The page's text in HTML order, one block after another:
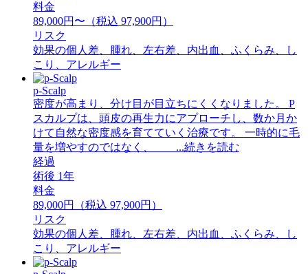
料金
89,000円〜（税込 97,900円）
リスク
効果の個人差、腫れ、左右差、内出血、ふくらみ、し
こり、アレルギー
p-Scalp
密度が高まり、分け目が目立ちにくくなりました。 P
スカルプは、頭皮の再生力にアプローチし、数か月か
けて自然な密度感を育てていく治療です。 一時的に毛
量を増やすのではなく、 ...続きを読む
経過
術後 1年
料金
89,000円（税込 97,900円）
リスク
効果の個人差、腫れ、左右差、内出血、ふくらみ、し
こり、アレルギー